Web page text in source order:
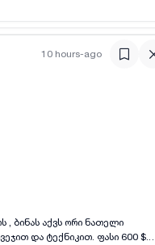
10 hours-ago
, ბინას აქვს ორი ნათელი
და ტექნიკით. ფასი 600 $.